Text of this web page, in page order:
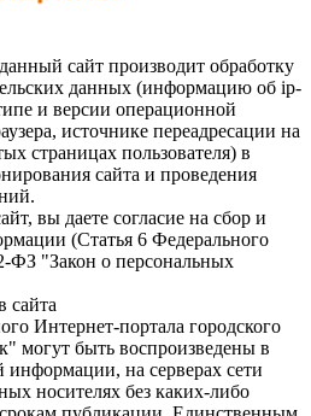
сайт производит обработку
данных (информацию об ip-
и версии операционной
источнике переадресации на
страницах пользователя) в
сайта и проведения
вы даете согласие на сбор и
(Статья 6 Федерального
ФЗ "Закон о персональных
сайта
Интернет-портала городского
могут быть воспроизведены в
информации, на серверах сети
носителях без каких-либо